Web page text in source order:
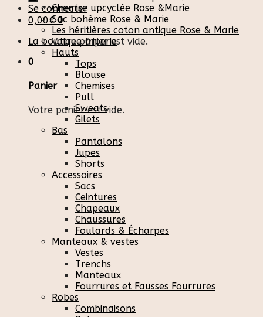
Se connecter
0,00€ 0
Votre panier est vide.
0
Panier
Votre panier est vide.
Chemise upcyclée Rose &Marie
Sac bohème Rose & Marie
Les héritières coton antique Rose & Marie
La boutique friperie
Hauts
Tops
Blouse
Chemises
Pull
Sweats
Gilets
Bas
Pantalons
Jupes
Shorts
Accessoires
Sacs
Ceintures
Chapeaux
Chaussures
Foulards & Écharpes
Manteaux & vestes
Vestes
Trenchs
Manteaux
Fourrures et Fausses Fourrures
Robes
Combinaisons